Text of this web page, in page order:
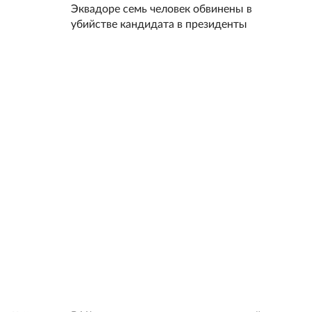
Эквадоре семь человек обвинены в
убийстве кандидата в президенты